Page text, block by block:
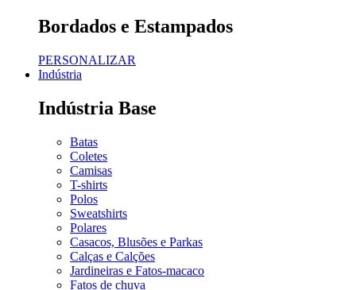
Bordados e Estampados
PERSONALIZAR
Indústria
Indústria Base
Batas
Coletes
Camisas
T-shirts
Polos
Sweatshirts
Polares
Casacos, Blusões e Parkas
Calças e Calções
Jardineiras e Fatos-macaco
Fatos de chuva